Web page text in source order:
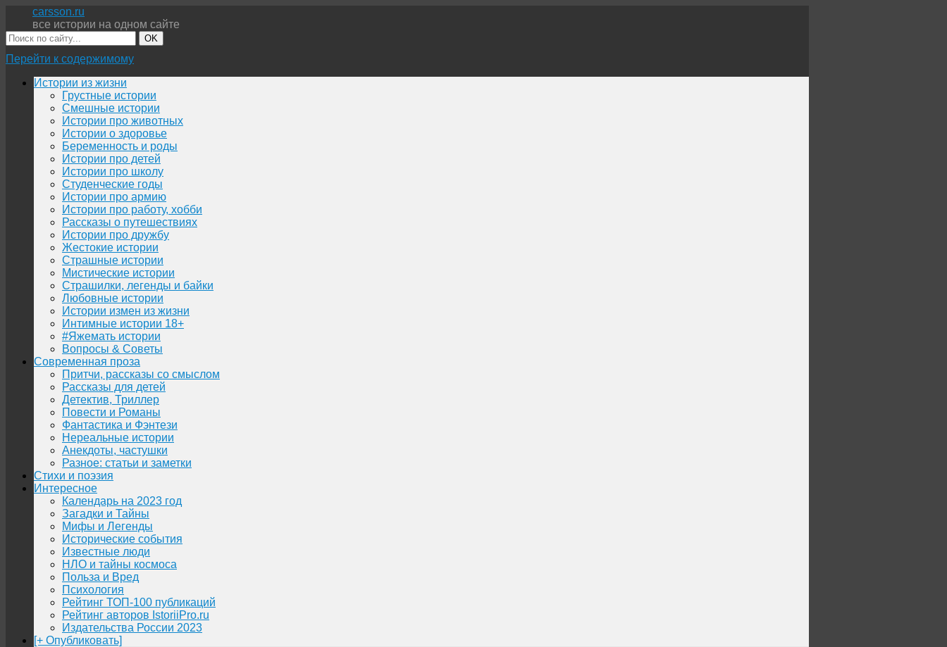
carsson.ru
все истории на одном сайте
OK
Перейти к содержимому
Истории из жизни
Грустные истории
Смешные истории
Истории про животных
Истории о здоровье
Беременность и роды
Истории про детей
Истории про школу
Студенческие годы
Истории про армию
Истории про работу, хобби
Рассказы о путешествиях
Истории про дружбу
Жестокие истории
Страшные истории
Мистические истории
Страшилки, легенды и байки
Любовные истории
Истории измен из жизни
Интимные истории 18+
#Яжемать истории
Вопросы & Советы
Современная проза
Притчи, рассказы со смыслом
Рассказы для детей
Детектив, Триллер
Повести и Романы
Фантастика и Фэнтези
Нереальные истории
Анекдоты, частушки
Разное: статьи и заметки
Стихи и поэзия
Интересное
Календарь на 2023 год
Загадки и Тайны
Мифы и Легенды
Исторические события
Известные люди
НЛО и тайны космоса
Польза и Вред
Психология
Рейтинг ТОП-100 публикаций
Рейтинг авторов IstoriiPro.ru
Издательства России 2023
[+ Опубликовать]